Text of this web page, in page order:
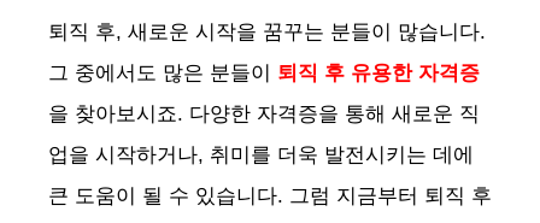
퇴직 후, 새로운 시작을 꿈꾸는 분들이 많습니다.
그 중에서도 많은 분들이 퇴직 후 유용한 자격증
을 찾아보시죠. 다양한 자격증을 통해 새로운 직
업을 시작하거나, 취미를 더욱 발전시키는 데에
큰 도움이 될 수 있습니다. 그럼 지금부터 퇴직 후